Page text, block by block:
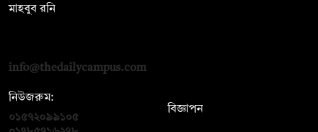
মাহবুব রনি
info@thedailycampus.com
নিউজরুম:
০১৫৭২০৯৯১০৫
বিজ্ঞাপন